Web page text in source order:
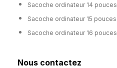
Sacoche ordinateur 14 pouces
Sacoche ordinateur 15 pouces
Sacoche ordinateur 16 pouces
Nous contactez